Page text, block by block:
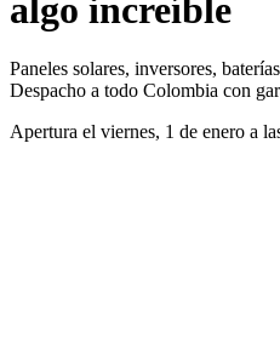
algo increíble
Paneles solares, inversores,
Despacho a todo Colombia con
Apertura el viernes, 1 de enero a